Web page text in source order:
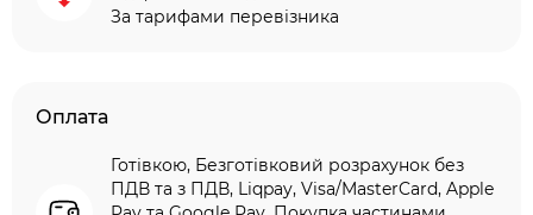
За тарифами перевізника
Оплата
Готівкою, Безготівковий розрахунок без
ПДВ та з ПДВ, Liqpay, Visa/MasterCard, Apple